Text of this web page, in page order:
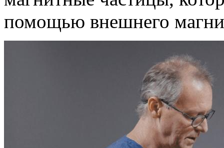
помощью внешнего